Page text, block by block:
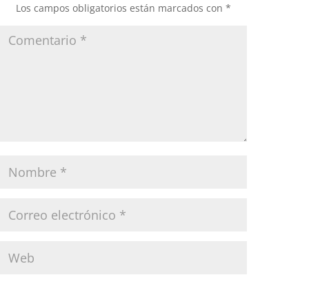
Los campos obligatorios están marcados con*